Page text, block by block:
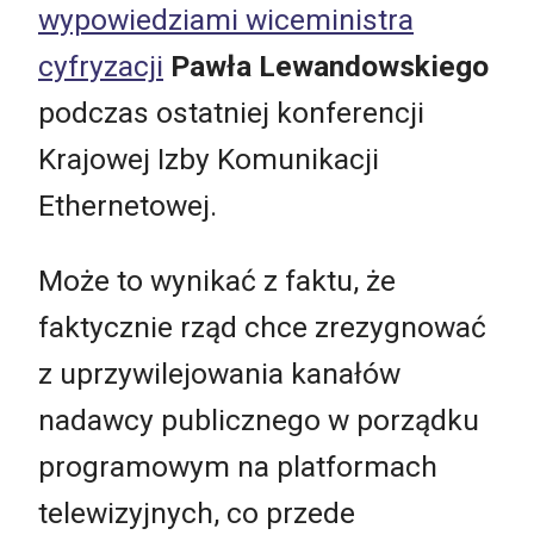
wypowiedziami wiceministra
cyfryzacji Pawła Lewandowskiego
podczas ostatniej konferencji
Krajowej Izby Komunikacji
Ethernetowej.
Może to wynikać z faktu, że
faktycznie rząd chce zrezygnować
z uprzywilejowania kanałów
nadawcy publicznego w porządku
programowym na platformach
telewizyjnych, co przede